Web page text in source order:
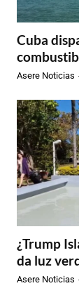
Cuba
Asere Noticias
¿Trump
da luz
Asere Noticias